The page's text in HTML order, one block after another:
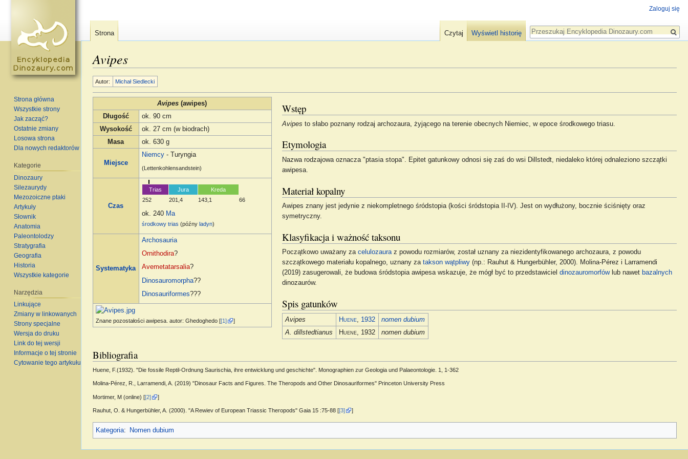
Avipes
Autor: Michał Siedlecki
Avipes (awipes)
Długość
ok. 90 cm
Wysokość
ok. 27 cm (w biodrach)
Masa
ok. 630 g
Miejsce
Niemcy - Turyngia
(Lettenkohlensandstein)
Czas
Trias
252
Jura
201,4
Kreda
143,1
66
ok. 240 Ma
środkowy trias (późnyladyn)
Systematyka
Archosauria
Ornithodira?
Avemetatarsalia?
Dinosauromorpha??
Dinosauriformes???
Znane pozostałości awipesa. autor: Ghedoghedo [[1] ]
Wstęp
Avipes to słabo poznany rodzaj archozaura, żyjącego na terenie obecnych Niemiec, w epoce środkowego triasu.
Etymologia
Nazwa rodzajowa oznacza "ptasia stopa". Epitet gatunkowy odnosi się zaś do wsi Dillstedt, niedaleko której odnaleziono szczątki
awipesa.
Materiał kopalny
Awipes znany jest jedynie z niekompletnego śródstopia (kości śródstopia II-IV). Jest on wydłużony, bocznie ściśnięty oraz
symetryczny.
Klasyfikacja i ważność taksonu
Początkowo uważany za celulozauraz powodu rozmiarów, został uznany za niezidentyfikowanego archozaura, z powodu
szczątkowego materiału kopalnego, uznany za takson wątpliwy(np.: Rauhut & Hungerbühler, 2000). Molina-Pérez i Larramendi
(2019) zasugerowali, że budowa śródstopia awipesa wskazuje, że mógł być to przedstawiciel dinozauromorfówlub nawet bazalnych
dinozaurów.
Spis gatunków
Avipes Huene, 1932
nomen dubium
A. dillstedtianus
Huene, 1932 nomen dubium
Bibliografia
Huene, F.(1932). "Die fossile Reptil-Ordnung Saurischia, ihre entwicklung und geschichte". Monographien zur Geologia und Palaeontologie. 1, 1-362
Molina-Pérez, R., Larramendi, A. (2019) "Dinosaur Facts and Figures. The Theropods and Other Dinosauriformes" Princeton University Press
Mortimer, M (online) [[2] ]
Rauhut, O. & Hungerbühler, A. (2000). "A Rewiev of European Triassic Theropods" Gaia 15 :75-88 [[3] ]
Kategoria: Nomen dubium
Zaloguj się
Strona Czytaj Wyświetl historię
Szukaj
Strona główna
Wszystkie strony
Jak zacząć?
Ostatnie zmiany
Losowa strona
Dla nowych redaktorów
Kategorie
Dinozaury
Silezaurydy
Mezozoiczne ptaki
Artykuły
Słownik
Anatomia
Paleontolodzy
Stratygrafia
Geografia
Historia
Wszystkie kategorie
Narzędzia
Linkujące
Zmiany w linkowanych
Strony specjalne
Wersja do druku
Link do tej wersji
Informacje o tej stronie
Cytowanie tego artykułu